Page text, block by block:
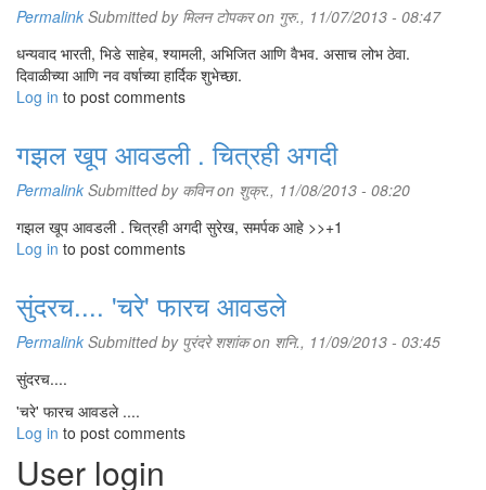
Permalink Submitted by मिलन टोपकरon गुरु., 11/07/2013 - 08:47
धन्यवाद भारती, भिडे साहेब, श्यामली, अभिजित आणि वैभव. असाच लोभ ठेवा.
दिवाळीच्या आणि नव वर्षाच्या हार्दिक शुभेच्छा.
Log in to post comments
गझल खूप आवडली . चित्रही अगदी
Permalink Submitted by कविनon शुक्र., 11/08/2013 - 08:20
गझल खूप आवडली . चित्रही अगदी सुरेख, समर्पक आहे >>+1
Log in to post comments
सुंदरच.... 'चरे' फारच आवडले
Permalink Submitted by पुरंदरे शशांकon शनि., 11/09/2013 - 03:45
सुंदरच....
'चरे' फारच आवडले ....
Log in to post comments
User login